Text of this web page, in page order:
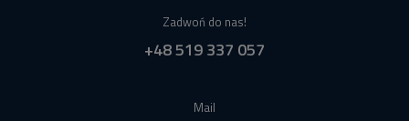
Zadwoń do nas!
+48 519 337 057
Mail